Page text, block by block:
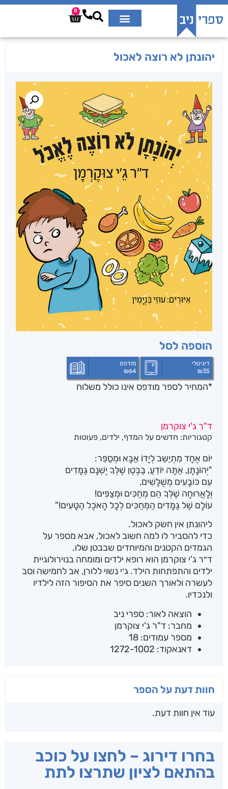
0
יהונתן לא רוצה לאכול
הוספה לסל
דיגיטלי
₪35
מודפס
₪64
*המחיר לספר מודפס אינו כולל משלוח
ד"ר ג'י צוקרמן
קטגוריות: חדשים על המדף, ילדים, פעוטות
יוֹם אֶחָד מִתְיַשֵּבׁ לְיָדוֹ אַבָּא וּמְסַפֵּר:
"יְהוֹנָתָן, אַתָּה יוֹדֵעַ, בַּבֶּטֶן שֶׁלְּךָ יֶשְׁנָם גַּמָּדִים
עִם כּוֹבָעִים מְשֻׁלָּשִׁים,
וְלָאֲרוּחָה שֶׁלְּךָ הֵם מְחַכִּים וּמְצַפִּים!
עוֹלָם שֶׁל גַּמָּדִים הַמְּחַכִּים לְכָל הָאֹכֶל הַטָּעִים!"
ליהונתן אין חשק לאכול.
כדי להסביר לו למה חשוב לאכול, אבא מספר על
הגמדים הקטנים והמיוחדים שבבטן שלו.
ד״ר ג'י צוקרמן הוא רופא ילדים ומומחה בנוירולוגיית
ילדים והתפתחות הילד. ג׳י נשוי ללורן, אב לחמישה וסב
לעשרה ולאורך השנים סיפר את הסיפור הזה לילדיו
ולנכדיו.
הוצאה לאור: ספרי ניב
מחבר: ד"ר ג'י צוקרמן
מספר עמודים: 18
דאנאקוד: 1272-1002
חוות דעת על הספר
עוד אין חוות דעת.
בחרו דירוג – לחצו על כוכב
בהתאם לציון שתרצו לתת